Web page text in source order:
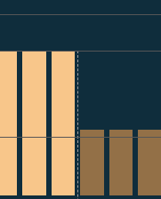
從 USD521查找票價
disclaimer. 查找票價
– 2026/09/09: 從
08/26 – 2026/08/28: 從
2026/08/27 – 2026/08/
cmp-view-offers-
CEB–TPE, 2026/08/29 –
CEB–TPE, 2026/08/
CEB–TPE,